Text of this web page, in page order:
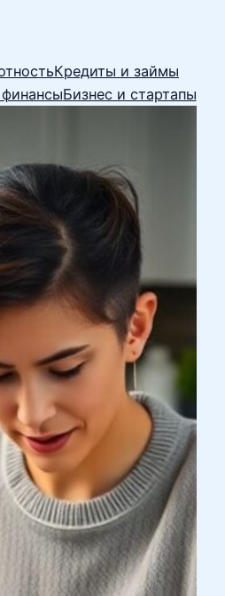
Кредиты и займы
Бизнес и стартапы